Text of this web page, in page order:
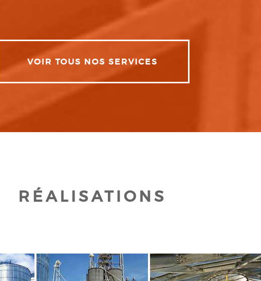
VOIR TOUS NOS SERVICES
RÉALISATIONS